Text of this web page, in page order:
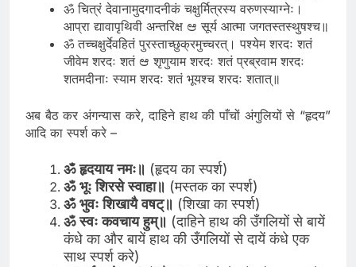
ॐ उदुत्यं जातवेदसं देवं वहन्ति केतवः। दृशे विश्वाय सूर्यम्॥
ॐ चित्रं देवानामुदगादनीकं चक्षुर्मित्रस्य वरुणस्याग्नेः।
आप्रा द्यावापृथिवी अन्तरिक्ष ಆ सूर्य आत्मा जगतस्तस्थुषश्च॥
ॐ तच्चक्षुर्देवहितं पुरस्ताच्छुक्रमुच्चरत्। पश्येम शरदः शतं
जीवेम शरदः शतं ಆ शृणुयाम शरदः शतं प्रब्रवाम शरदः
अब बैठ कर अंगन्यास करे, दाहिने हाथ की पाँचों अंगुलियों से “हृदय”
ॐ हृदयाय नमः॥(हृदय का स्पर्श)
ॐ भूः शिरसे स्वाहा॥(मस्तक का स्पर्श)
ॐ भुवः शिखायै वषट्॥(शिखा का स्पर्श)
ॐ स्वः कवचाय हुम्॥(दाहिने हाथ की उँगलियों से बायें
कंधे का और बायें हाथ की उँगलियों से दायें कंधे एक